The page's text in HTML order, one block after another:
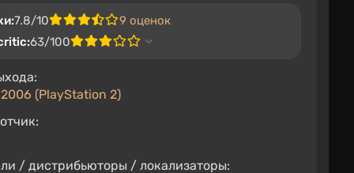
7.8/10
9 оценок
63/100
(PlayStation 2)
/ дистрибьюторы / локализаторы: